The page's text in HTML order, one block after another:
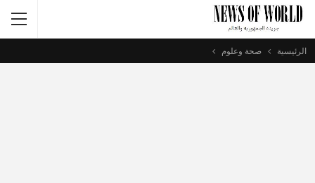
الرئيسية صحة وعلوم